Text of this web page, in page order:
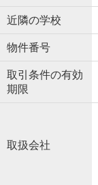
近隣の学校
物件番号
取引条件の有効
期限
取扱会社